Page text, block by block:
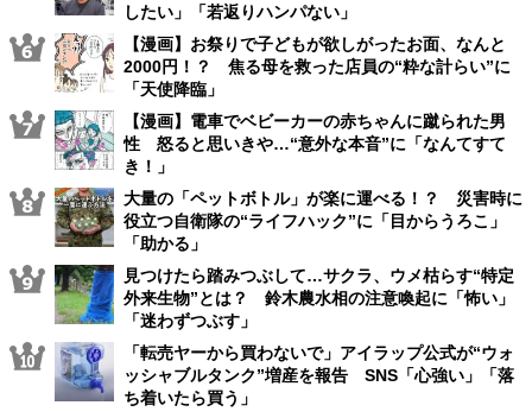
したい」「若返りハンパない」
【漫画】お祭りで子どもが欲しがったお面、なんと
2000円！？ 焦る母を救った店員の“粋な計らい”に
「天使降臨」
【漫画】電車でベビーカーの赤ちゃんに蹴られた男
性 怒ると思いきや…“意外な本音”に「なんてすて
き！」
大量の「ペットボトル」が楽に運べる！？ 災害時に
役立つ自衛隊の“ライフハック”に「目からうろこ」
「助かる」
見つけたら踏みつぶして…サクラ、ウメ枯らす“特定
外来生物”とは？ 鈴木農水相の注意喚起に「怖い」
「迷わずつぶす」
「転売ヤーから買わないで」アイラップ公式が“ウォ
ッシャブルタンク”増産を報告 SNS「心強い」「落
ち着いたら買う」